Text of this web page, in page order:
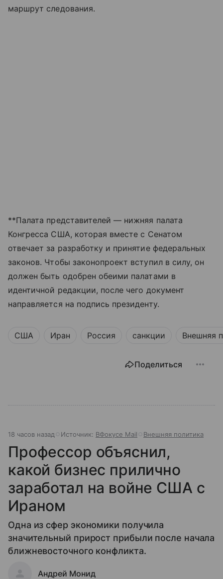
маршрут следования.
**Палата представителей — нижняя палата
Конгресса США, которая вместе с Сенатом
отвечает за разработку и принятие федеральных
законов. Чтобы законопроект вступил в силу, он
должен быть одобрен обеими палатами в
идентичной редакции, после чего документ
направляется на подпись президенту.
США Иран Россия санкции Внешняя
Поделиться
18 часов назад Источник: ВФокусе Mail Внешняя политика
Профессор объяснил,
какой бизнес прилично
заработал на войне США с
Ираном
Одна из сфер экономики получила
значительный прирост прибыли после начала
ближневосточного конфликта.
Андрей Монид